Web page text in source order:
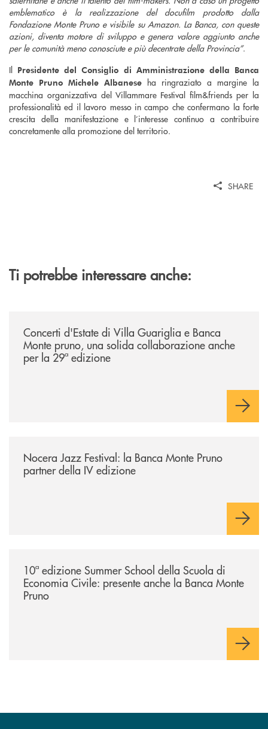
emblematico è la realizzazione del docufilm prodotto dalla
Fondazione Monte Pruno e visibile su Amazon. La Banca, con queste
azioni, diventa motore di sviluppo e genera valore aggiunto anche
per le comunità meno conosciute e più decentrate della Provincia”.
Il Presidente del Consiglio di Amministrazione della Banca
Monte Pruno Michele Albanese ha ringraziato a margine la
macchina organizzativa del Villammare Festival film&friends per la
professionalità ed il lavoro messo in campo che confermano la forte
crescita della manifestazione e l’interesse continuo a contribuire
concretamente alla promozione del territorio.
SHARE
Ti potrebbe interessare anche:
Concerti d'Estate di Villa Guariglia e Banca
Monte pruno, una solida collaborazione anche
per la 29ª edizione
Nocera Jazz Festival: la Banca Monte Pruno
partner della IV edizione
10ª edizione Summer School della Scuola di
Economia Civile: presente anche la Banca Monte
Pruno